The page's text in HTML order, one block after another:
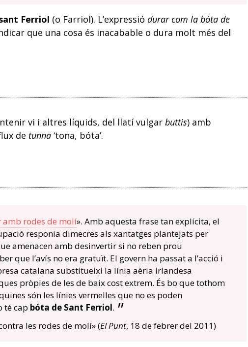
Ferriol (o Farriol). L’expressió durar com la bóta de
que una cosa és inacabable o dura molt més del
vi i altres líquids, del llatí vulgar buttis) amb
de tunna‘tona, bóta’.
amb rodes de molí». Amb aquesta frase tan explícita, el
responia dimecres als xantatges plantejats per
amenacen amb desinvertir si no reben prou
que l’avís no era gratuït. El govern ha passat a l’acció i
catalana substitueixi la línia aèria irlandesa
pròpies de les de baix cost extrem. És bo que tothom
són les línies vermelles que no es poden
té cap bóta de Sant Ferriol.
les rodes de molí» (El Punt, 18 de febrer del 2011)